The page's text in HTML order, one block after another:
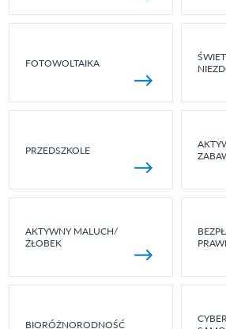
FOTOWOLTAIKA
PRZEDSZKOLE
AKTYWNY MALUCH/
ŻŁOBEK
BIORÓŻNORODNOŚĆ